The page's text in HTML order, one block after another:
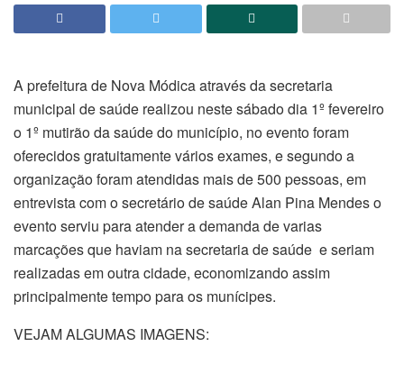
A prefeitura de Nova Módica através da secretaria
municipal de saúde realizou neste sábado dia 1º fevereiro
o 1º mutirão da saúde do município, no evento foram
oferecidos gratuitamente vários exames, e segundo a
organização foram atendidas mais de 500 pessoas, em
entrevista com o secretário de saúde Alan Pina Mendes o
evento serviu para atender a demanda de varias
marcações que haviam na secretaria de saúde e seriam
realizadas em outra cidade, economizando assim
principalmente tempo para os munícipes.
VEJAM ALGUMAS IMAGENS: